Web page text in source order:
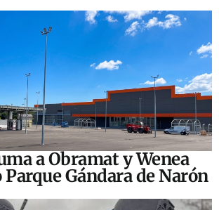
a Obramat y Wenea
Gándara de Narón